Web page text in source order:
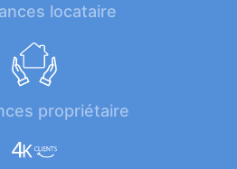
locataire
propriétaire